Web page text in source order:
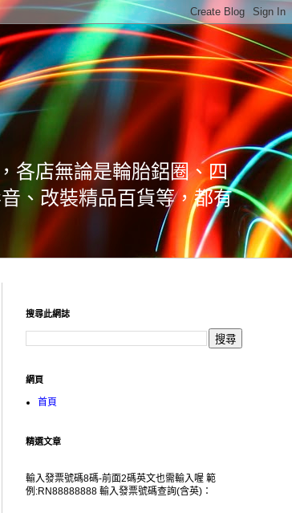
各店無論是輪胎鋁圈、四
、改裝精品百貨等，都有
搜尋此網誌
網頁
首頁
精選文章
輸入發票號碼8碼-前面2碼英文也需輸入喔 範
例:RN88888888 輸入發票號碼查詢(含英)：